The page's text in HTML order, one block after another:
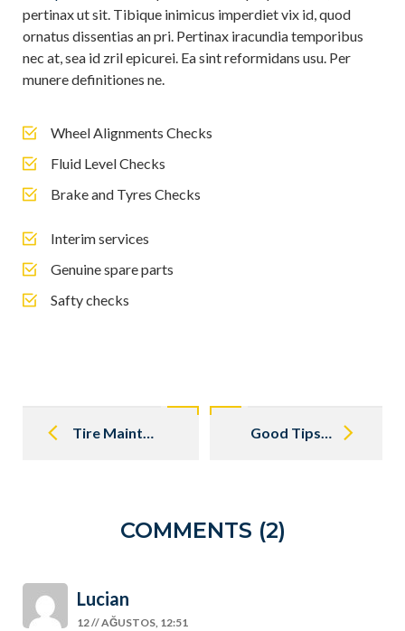
pertinax ut sit. Tibique inimicus imperdiet vix id, quod
ornatus dissentias an pri. Pertinax iracundia temporibus
nec at, sea id zril epicurei. Ea sint reformidans usu. Per
munere definitiones ne.
Wheel Alignments Checks
Fluid Level Checks
Brake and Tyres Checks
Interim services
Genuine spare parts
Safty checks
navigation
Tire Maintenance for Beginners Good Tips for Cleaning Your Car
COMMENTS (2)
Lucian
12 // AĞUSTOS, 12:51